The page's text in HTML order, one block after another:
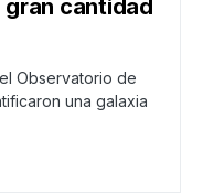
gran cantidad
Observatorio de
una galaxia